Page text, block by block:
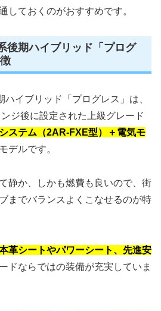
しておくのがおすすめです。
後期ハイブリッド「プログ
イブリッド「プログレス」は、
ジ後に設定された上級グレード
ステム（2AR-FXE型）＋電気モ
デルです。
静か、しかも燃費も良いので、街
までバランスよくこなせるのが特
革シートやパワーシート、先進安
ドならではの装備が充実していま